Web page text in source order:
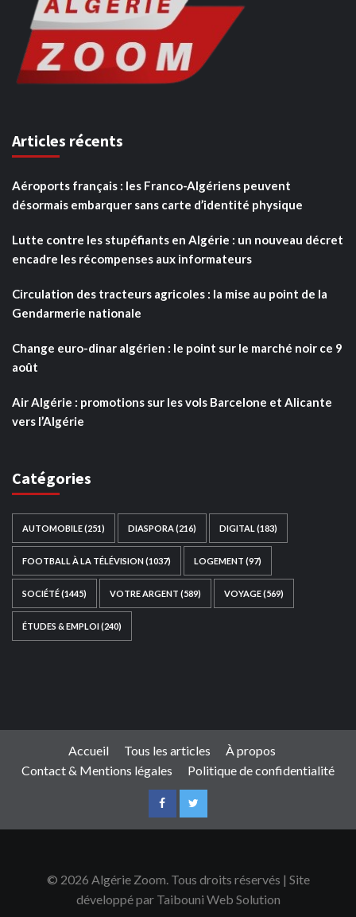
Articles récents
Aéroports français : les Franco-Algériens peuvent
désormais embarquer sans carte d’identité physique
Lutte contre les stupéfiants en Algérie : un nouveau décret
encadre les récompenses aux informateurs
Circulation des tracteurs agricoles : la mise au point de la
Gendarmerie nationale
Change euro-dinar algérien : le point sur le marché noir ce 9
août
Air Algérie : promotions sur les vols Barcelone et Alicante
vers l’Algérie
Catégories
AUTOMOBILE(251) DIASPORA (216) DIGITAL (183)
FOOTBALL À LA TÉLÉVISION(1037) LOGEMENT (97)
SOCIÉTÉ(1445) VOTRE ARGENT (589) VOYAGE(569)
ÉTUDES & EMPLOI(240)
Accueil Tous les articles
À propos
Contact & Mentions légales
Politique de confidentialité
© 2026 Algérie Zoom. Tous droits réservés | Site
développé par Taibouni Web Solution